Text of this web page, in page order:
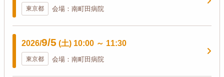
東京都 会場：南町田病院
2026/9/5 (土) 10:00 ～ 11:30
東京都 会場：南町田病院